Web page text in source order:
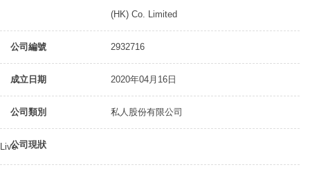
(HK) Co. Limited
公司編號 2932716
成立日期 2020年04月16日
公司類別 私人股份有限公司
公司現狀
Live